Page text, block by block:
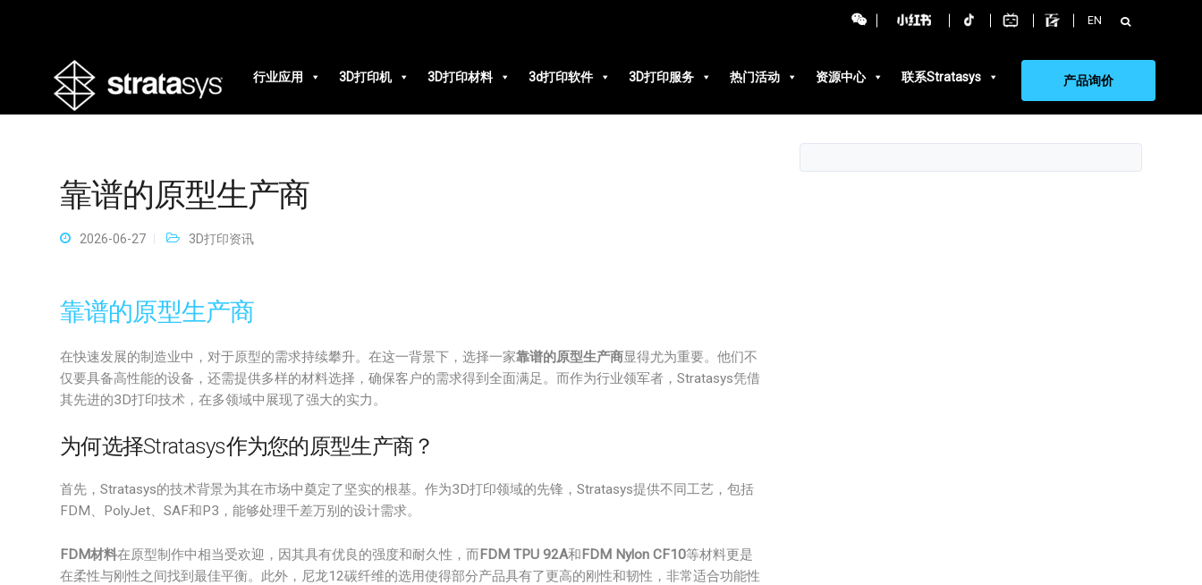
EN 搜
索：
行业应用
3D打印机 3D打印材料 3d打印软件 3D打印服务 热门活动 资源中心 联系Stratasys 产品询价
靠谱的原型生产商
2026-06-27 3D打印资讯
靠谱的原型生产商
在快速发展的制造业中，对于原型的需求持续攀升。在这一背景下，选择一家靠谱的原型生产商显得尤为重要。他们不
仅要具备高性能的设备，还需提供多样的材料选择，确保客户的需求得到全面满足。而作为行业领军者，Stratasys凭借
其先进的3D打印技术，在多领域中展现了强大的实力。
为何选择Stratasys作为您的原型生产商？
首先，Stratasys的技术背景为其在市场中奠定了坚实的根基。作为3D打印领域的先锋，Stratasys提供不同工艺，包括
FDM、PolyJet、SAF和P3，能够处理千差万别的设计需求。
FDM材料在原型制作中相当受欢迎，因其具有优良的强度和耐久性，而FDM TPU 92A和FDM Nylon CF10等材料更是
在柔性与刚性之间找到最佳平衡。此外，尼龙12碳纤维的选用使得部分产品具有了更高的刚性和韧性，非常适合功能性